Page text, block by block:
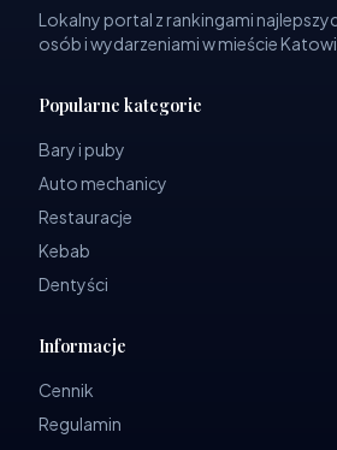
Lokalny portal z rankingami
osób i wydarzeniami w mieście
Popularne kategorie
Bary i puby
Auto mechanicy
Restauracje
Kebab
Dentyści
Informacje
Cennik
Regulamin